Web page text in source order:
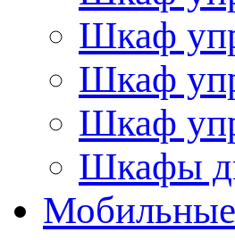
Шкаф
Шкаф
Шкаф
Шкафы
Мобильные